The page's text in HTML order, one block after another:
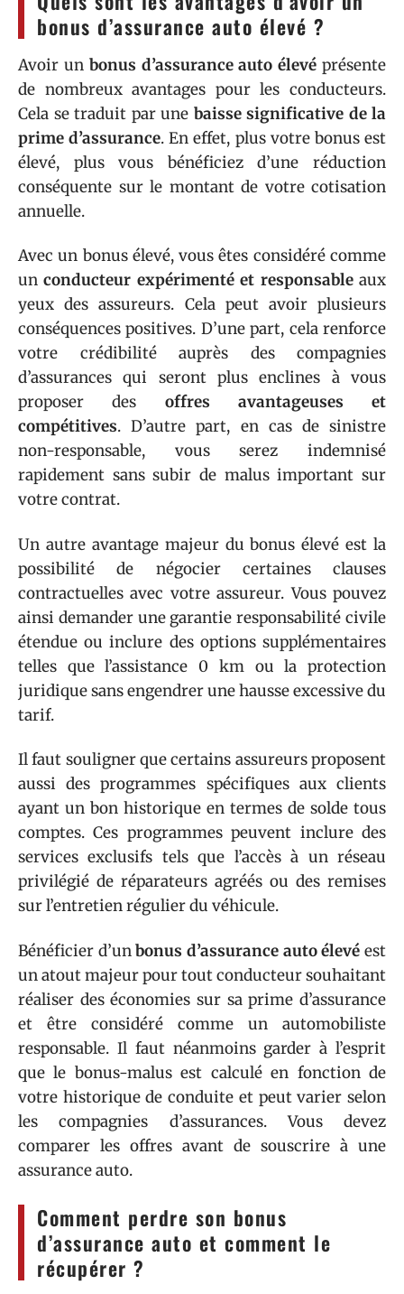
bonus d’assurance auto élevé ?
Avoir un bonus d’assurance auto élevé présente
de nombreux avantages pour les conducteurs.
Cela se traduit par une baisse significative de la
prime d’assurance. En effet, plus votre bonus est
élevé, plus vous bénéficiez d’une réduction
conséquente sur le montant de votre cotisation
annuelle.
Avec un bonus élevé, vous êtes considéré comme
unconducteur expérimenté et responsableaux
yeux des assureurs. Cela peut avoir plusieurs
conséquences positives. D’une part, cela renforce
votre crédibilité auprès des compagnies
d’assurances qui seront plus enclines à vous
proposer des offres avantageuses et
compétitives. D’autre part, en cas de sinistre
non-responsable, vous serez indemnisé
rapidement sans subir de malus important sur
votre contrat.
Un autre avantage majeur du bonus élevé est la
possibilité de négocier certaines clauses
contractuelles avec votre assureur. Vous pouvez
ainsi demander une garantie responsabilité civile
étendue ou inclure des options supplémentaires
telles que l’assistance 0 km ou la protection
juridique sans engendrer une hausse excessive du
tarif.
Il faut souligner que certains assureurs proposent
aussi des programmes spécifiques aux clients
ayant un bon historique en termes de solde tous
comptes. Ces programmes peuvent inclure des
services exclusifs tels que l’accès à un réseau
privilégié de réparateurs agréés ou des remises
sur l’entretien régulier du véhicule.
Bénéficier d’unbonus d’assurance auto élevé est
un atout majeur pour tout conducteur souhaitant
réaliser des économies sur sa prime d’assurance
et être considéré comme un automobiliste
responsable. Il faut néanmoins garder à l’esprit
que le bonus-malus est calculé en fonction de
votre historique de conduite et peut varier selon
les compagnies d’assurances. Vous devez
comparer les offres avant de souscrire à une
assurance auto.
Comment perdre son bonus
d’assurance auto et comment le
récupérer ?